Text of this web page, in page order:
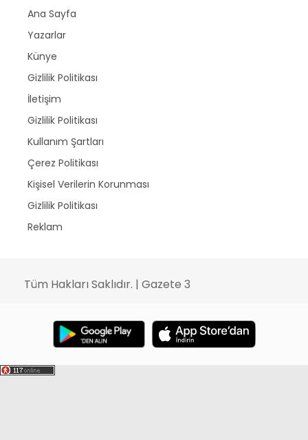
Ana Sayfa
Yazarlar
Künye
Gizlilik Politikası
İletişim
Gizlilik Politikası
Kullanım Şartları
Çerez Politikası
Kişisel Verilerin Korunması
Gizlilik Politikası
Reklam
Tüm Hakları Saklıdır. | Gazete 3